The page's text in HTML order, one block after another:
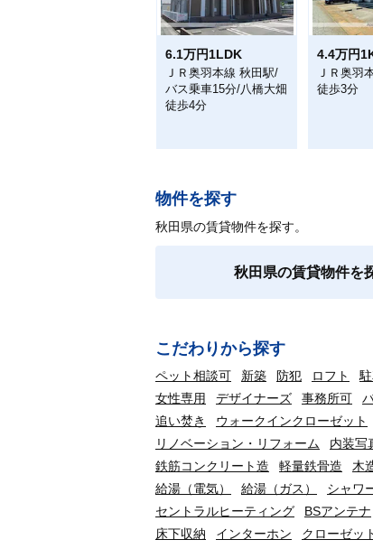
6.1万円1LDK
ＪＲ奥羽本線 秋田駅/
バス乗車15分/八橋大畑
徒歩4分
4.4万円
ＪＲ奥羽
徒歩3分
物件を探す
秋田県の賃貸物件を探す。
秋田県の賃貸物件を
こだわりから探す
ペット相談可 新築 防犯 ロフト
女性専用
デザイナーズ 事務所可
追い焚き
ウォークインクローゼット
リノベーション・リフォーム
内装写
鉄筋コンクリート造
軽量鉄骨造 木
給湯（電気）
給湯（ガス） シャワ
セントラルヒーティング
BSアンテナ
床下収納
インターホン クローゼッ